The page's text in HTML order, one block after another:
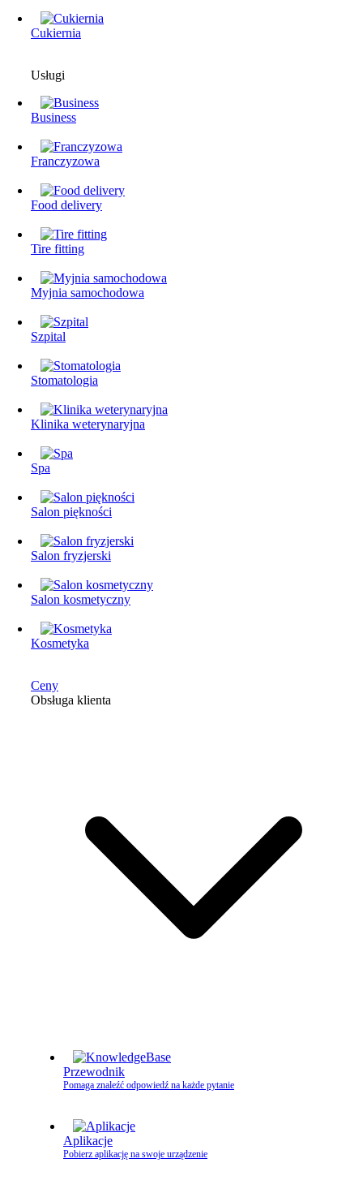
Cukiernia
Usługi
Business
Franczyzowa
Food delivery
Tire fitting
Myjnia samochodowa
Szpital
Stomatologia
Klinika weterynaryjna
Spa
Salon piękności
Salon fryzjerski
Salon kosmetyczny
Kosmetyka
Ceny
Obsługa klienta
Przewodnik
Pomaga znaleźć odpowiedź na każde pytanie
Aplikacje
Pobierz aplikację na swoje urządzenie